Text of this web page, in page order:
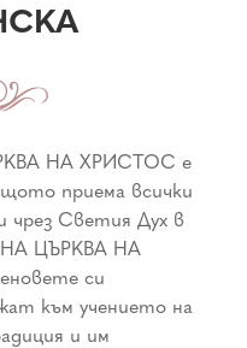
НА ХРИСТОС е
приема всички
чрез Светия Дух в
ЦЪРКВА НА
си
към учението на
и им